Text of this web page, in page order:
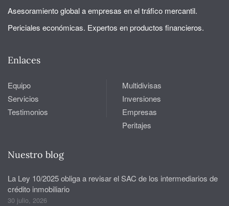
Asesoramiento global a empresas en el tráfico mercantil.
Periciales económicas. Expertos en productos financieros.
Enlaces
Equipo
Servicios
Testimonios
Multidivisas
Inversiones
Empresas
Peritajes
Nuestro blog
La Ley 10/2025 obliga a revisar el SAC de los intermediarios de
crédito inmobiliario
30 julio, 2026